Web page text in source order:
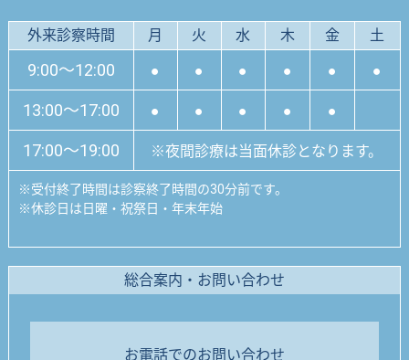
外来診察時間 月 火 水 木 金 土
9:00～12:00 ● ● ● ● ● ●
13:00～17:00 ● ● ● ● ●
17:00～19:00 ※夜間診療は当面休診となります。
※受付終了時間は診察終了時間の30分前です。
※休診日は日曜・祝祭日・年末年始
総合案内・お問い合わせ
お電話でのお問い合わせ